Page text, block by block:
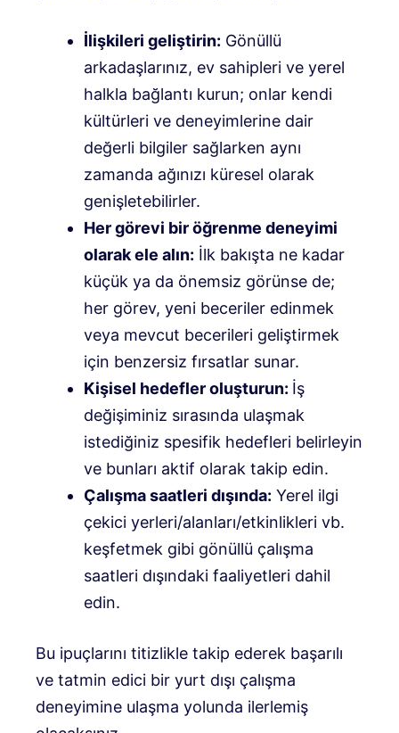
İlişkileri geliştirin: Gönüllü
arkadaşlarınız, ev sahipleri ve yerel
halkla bağlantı kurun; onlar kendi
kültürleri ve deneyimlerine dair
değerli bilgiler sağlarken aynı
zamanda ağınızı küresel olarak
genişletebilirler.
Her görevi bir öğrenme deneyimi
olarak ele alın: İlk bakışta ne kadar
küçük ya da önemsiz görünse de;
her görev, yeni beceriler edinmek
veya mevcut becerileri geliştirmek
için benzersiz fırsatlar sunar.
Kişisel hedefler oluşturun: İş
değişiminiz sırasında ulaşmak
istediğiniz spesifik hedefleri belirleyin
ve bunları aktif olarak takip edin.
Çalışma saatleri dışında: Yerel ilgi
çekici yerleri/alanları/etkinlikleri vb.
keşfetmek gibi gönüllü çalışma
saatleri dışındaki faaliyetleri dahil
edin.
Bu ipuçlarını titizlikle takip ederek başarılı
ve tatmin edici bir yurt dışı çalışma
deneyimine ulaşma yolunda ilerlemiş